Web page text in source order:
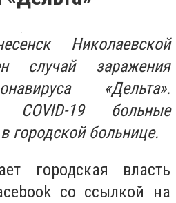
Николаевской
случай заражения
«Дельта».
COVID-19 больные
городской больнице.
городская власть
со ссылкой на